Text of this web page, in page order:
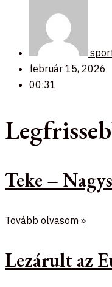
február 15, 2026
00:31
Teke –
Tovább olvasom »
Lezárult az